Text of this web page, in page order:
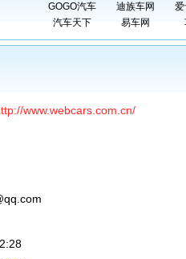
GOGO汽车
迪族车网
爱
汽车天下
易车网
www.webcars.com.cn/